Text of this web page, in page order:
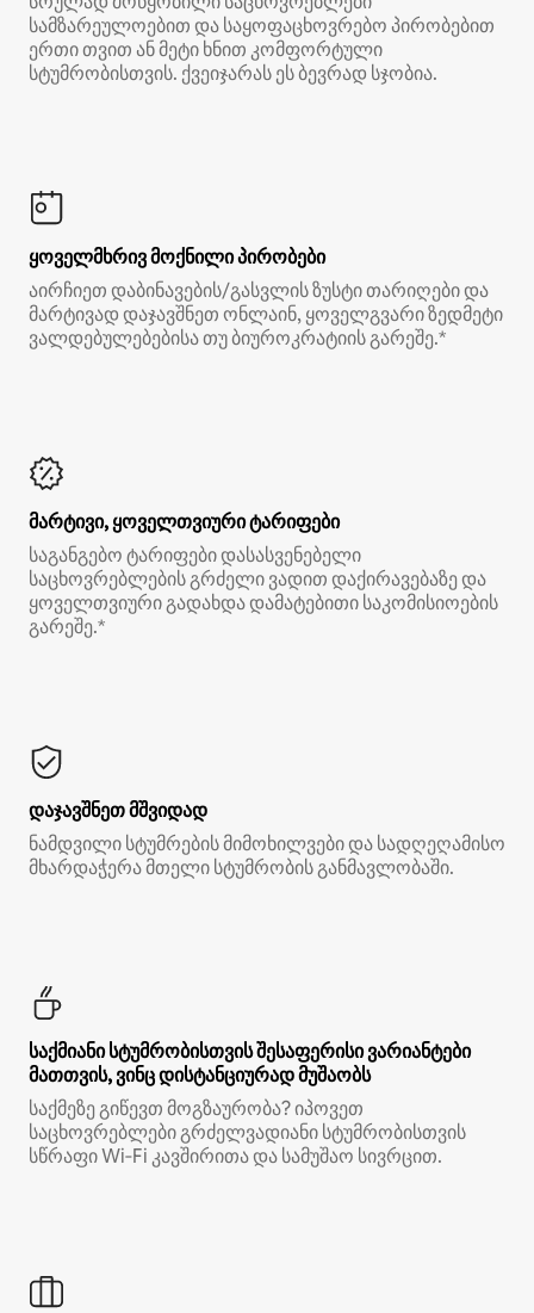
სამზარეულოებით და საყოფაცხოვრებო პირობებით
ერთი თვით ან მეტი ხნით კომფორტული
სტუმრობისთვის. ქვეიჯარას ეს ბევრად სჯობია.
ყოველმხრივ მოქნილი პირობები
აირჩიეთ დაბინავების/გასვლის ზუსტი თარიღები და
მარტივად დაჯავშნეთ ონლაინ, ყოველგვარი ზედმეტი
ვალდებულებებისა თუ ბიუროკრატიის გარეშე.*
მარტივი, ყოველთვიური ტარიფები
საგანგებო ტარიფები დასასვენებელი
საცხოვრებლების გრძელი ვადით დაქირავებაზე და
ყოველთვიური გადახდა დამატებითი საკომისიოების
გარეშე.*
დაჯავშნეთ მშვიდად
ნამდვილი სტუმრების მიმოხილვები და სადღეღამისო
მხარდაჭერა მთელი სტუმრობის განმავლობაში.
საქმიანი სტუმრობისთვის შესაფერისი ვარიანტები
მათთვის, ვინც დისტანციურად მუშაობს
საქმეზე გიწევთ მოგზაურობა? იპოვეთ
საცხოვრებლები გრძელვადიანი სტუმრობისთვის
სწრაფი Wi‑Fi კავშირითა და სამუშაო სივრცით.